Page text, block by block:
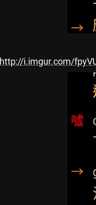
http://i.imgur.com/